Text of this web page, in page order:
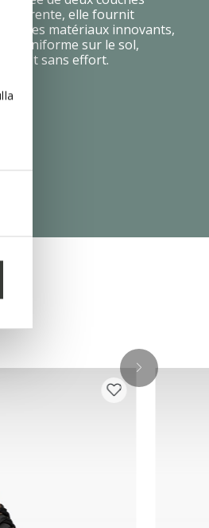
différente, elle fournit
à des matériaux innovants,
uniforme sur le sol,
et sans effort.